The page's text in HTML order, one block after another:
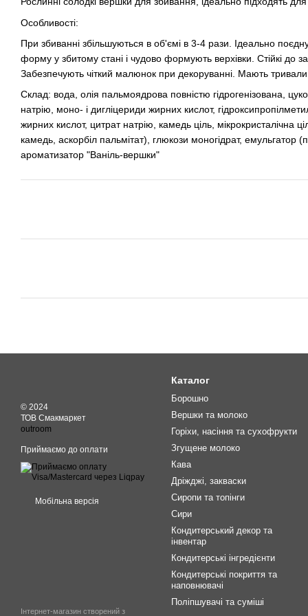
Особливості:
При збиванні збільшуються в об'ємі в 3-4 рази. Ідеально
форму у збитому стані і чудово формують верхівки. Стійкі до
Забезпечують чіткий малюнок при декоруванні. Мають
Склад: вода, олія пальмоядрова повністю гідрогенізована,
натрію, моно- і дигліцериди жирних кислот,
жирних кислот, цитрат натрію, камедь ціль, мікрокристалічна
камедь, аскорбіл пальмітат), глюкози моногідрат, емульгатор
ароматизатор "Ваніль-вершки"
© 2024
ТОВ Смакмаркет
outroom
Приймаємо до оплати
Мобільна версія
Інтернет-магазин створений з
Каталог
Борошно
Вершки та молоко
Горіхи, насіння та сухофрукти
Згущене молоко
Кава
Дріжджі, закваски
Сиропи та топінги
Сири
Кондитерський декор та
інвентар
Кондитерські інгредієнти
Кондитерські покриття та
наповнювачі
Поліпшувачі та суміші